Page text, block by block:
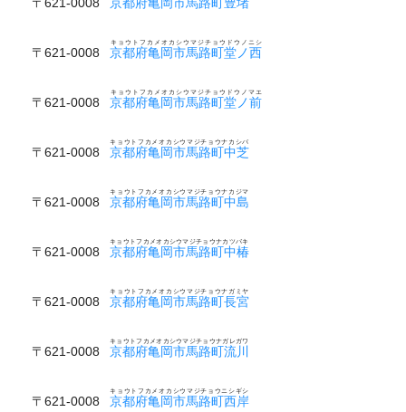
〒621-0008 京都府亀岡市馬路町堂ノ西
キョウトフカメオカシウマジチョウドウノニシ
〒621-0008 京都府亀岡市馬路町堂ノ前
キョウトフカメオカシウマジチョウドウノマエ
〒621-0008 京都府亀岡市馬路町中芝
キョウトフカメオカシウマジチョウナカシバ
〒621-0008 京都府亀岡市馬路町中島
キョウトフカメオカシウマジチョウナカジマ
〒621-0008 京都府亀岡市馬路町中椿
キョウトフカメオカシウマジチョウナカツバキ
〒621-0008 京都府亀岡市馬路町長宮
キョウトフカメオカシウマジチョウナガミヤ
〒621-0008 京都府亀岡市馬路町流川
キョウトフカメオカシウマジチョウナガレガワ
〒621-0008 京都府亀岡市馬路町西岸
キョウトフカメオカシウマジチョウニシギシ